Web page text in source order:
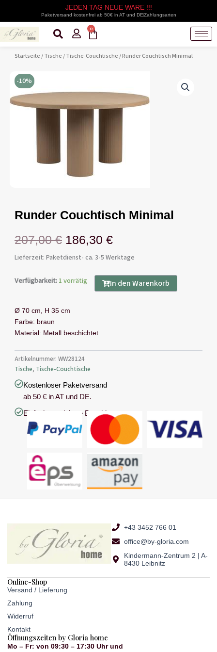
springen
JEDEN TAG NEUE WARE !!!
Paketversand kostenfrei ab 50€ in AT und DEZahlungsarten
0
Warenkorb
Startseite/Tische/Tische-Couchtische/ Runder Couchtisch Minimal
-10%
Runder Couchtisch Minimal
207,00€ Ursprünglicher
Preis
war:
186,30 €Aktueller
Preis
ist:
Lieferzeit: Paketdienst- ca. 3-5 Werktage
Verfügbarkeit:1 vorrätig Runder
Couchtisch
In den Warenkorb
Ø 70 cm, H 35 cm
Farbe: braun
Material: Metall beschichtet
Artikelnummer: WW28124
Tische, Tische-Couchtische
Kostenloser Paketversand
ab 50 € in AT und DE.
Einfache & sichere Bezahlung
+43 3452 766 01
office@by-gloria.com
Kindermann-Zentrum 2 | A-
8430 Leibnitz
Online-Shop
Versand / Lieferung
Zahlung
Widerruf
Kontakt
Öffnungszeiten by Gloria home
Mo – Fr: von 09:30 – 17:30 Uhr und